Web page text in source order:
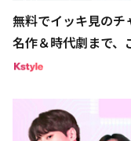
無料でイッキ見の
名作＆時代劇まで、